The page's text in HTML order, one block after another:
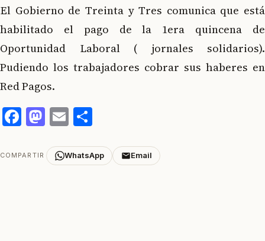
El Gobierno de Treinta y Tres comunica que está
habilitado el pago de la 1era quincena de
Oportunidad Laboral ( jornales solidarios).
Pudiendo los trabajadores cobrar sus haberes en
Red Pagos.
Facebook
Mastodon
Email
COMPARTIR WhatsApp Email